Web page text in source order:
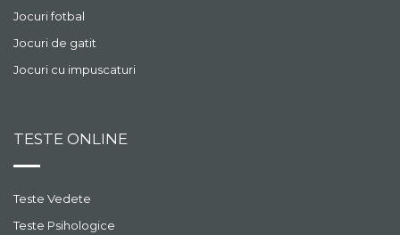
Jocuri fotbal
Jocuri de gatit
Jocuri cu impuscaturi
TESTE ONLINE
Teste Vedete
Teste Psihologice